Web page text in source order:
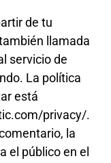
de tu
llamada
servicio de
La política
está
privacy/.
la
el público en el